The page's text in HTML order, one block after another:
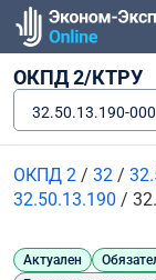
ОКПД 2/КТРУ
32.50.13.190-
ОКПД 2 / 32 /
32.50.13.190 /
Актуален